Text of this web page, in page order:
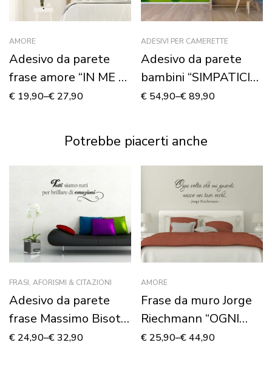
AMORE
Adesivo da parete
frase amore “IN ME CI
SARÀ…”
€ 19,90–€ 27,90
ADESIVI PER CAMERETTE
Adesivo da parete
bambini “SIMPATICI
AEREI IN VOLO” –
€ 54,90–€89,90
Potrebbe piacerti anche
FRASI, AFORISMI & CITAZIONI
Adesivo da parete
frase Massimo Bisotti
“TUTTI SIAMO NATI
€ 24,90–€32,90
AMORE
Frase da muro Jorge
Riechmann “OGNI
VOLTA…”
€ 25,90–€44,90